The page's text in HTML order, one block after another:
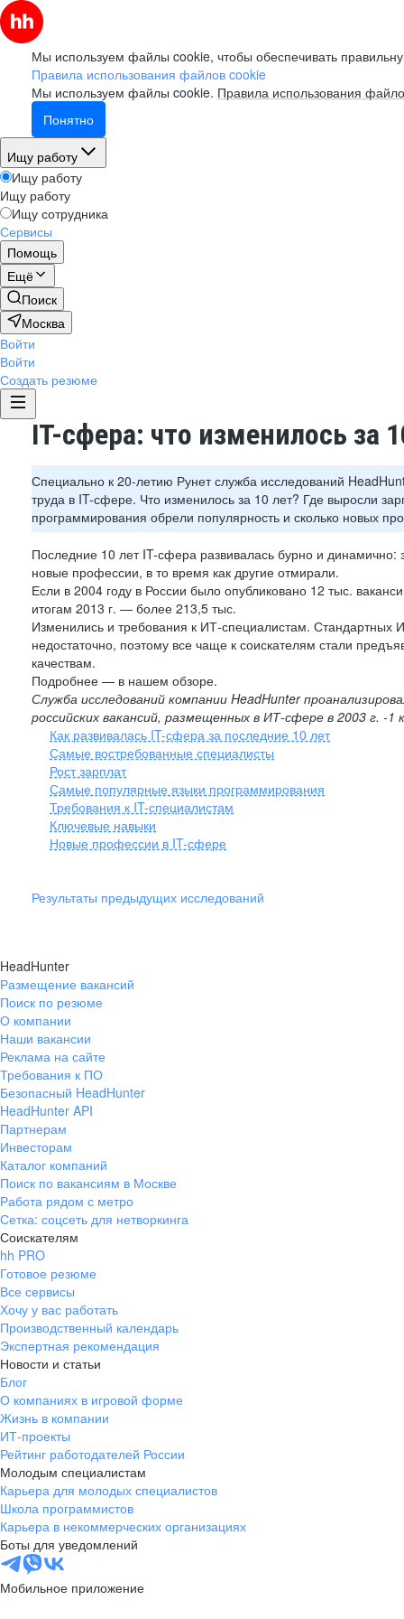
Мы используем файлы cookie, чтобы обеспечивать
Правила использования файлов cookie
Мы используем файлы cookie. Правила использования
Понятно
Ищу работу
Ищу работу
Ищу работу
Ищу сотрудника
Сервисы
Помощь
Ещё
Поиск
Москва
Войти
Войти
Создать резюме
IT-сфера: что изменилось за
Специально к 20-летию Рунет служба исследований
труда в IT-сфере. Что изменилось за 10 лет? Где выросли
программирования обрели популярность и сколько новых
Последние 10 лет IT-сфера развивалась бурно и динамично:
новые профессии, в то время как другие отмирали.
Если в 2004 году в России было опубликовано 12 тыс.
итогам 2013 г. — более 213,5 тыс.
Изменились и требования к ИТ-специалистам. Стандартных
недостаточно, поэтому все чаще к соискателям стали
качествам.
Подробнее — в нашем обзоре.
Служба исследований компании HeadHunter
российских вакансий, размещенных в ИТ-сфере в 2003 г. -1
Как развивалась IT-сфера за последние 10 лет
Самые востребованные специалисты
Рост зарплат
Самые популярные языки программирования
Требования к IT-специалистам
Ключевые навыки
Новые профессии в IT-сфере
Результаты предыдущих исследований
HeadHunter
Размещение вакансий
Поиск по резюме
О компании
Наши вакансии
Реклама на сайте
Требования к ПО
Безопасный HeadHunter
HeadHunter API
Партнерам
Инвесторам
Каталог компаний
Поиск по вакансиям в Москве
Работа рядом с метро
Сетка: соцсеть для нетворкинга
Соискателям
hh PRO
Готовое резюме
Все сервисы
Хочу у вас работать
Производственный календарь
Экспертная рекомендация
Новости и статьи
Блог
О компаниях в игровой форме
Жизнь в компании
ИТ-проекты
Рейтинг работодателей России
Молодым специалистам
Карьера для молодых специалистов
Школа программистов
Карьера в некоммерческих организациях
Боты для уведомлений
Мобильное приложение